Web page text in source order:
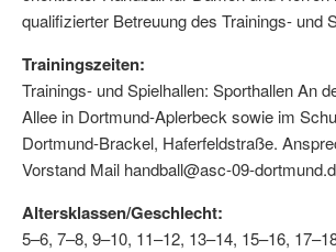
qualifizierter Betreuung des Trainings- und
Trainingszeiten:
Trainings- und Spielhallen: Sporthallen An
Allee in Dortmund-Aplerbeck sowie im
Dortmund-Brackel, Haferfeldstraße.
Vorstand Mail handball@asc-09-
Altersklassen/Geschlecht:
5–6, 7–8, 9–10, 11–12, 13–14, 15–16,